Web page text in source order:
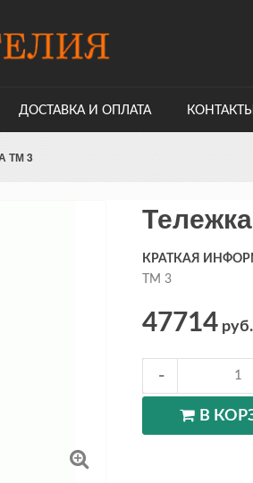
ДОСТАВКА И ОПЛАТА КОНТАКТЫ
ТМ 3
КРАТКАЯ
ТМ 3
47714 руб.
В